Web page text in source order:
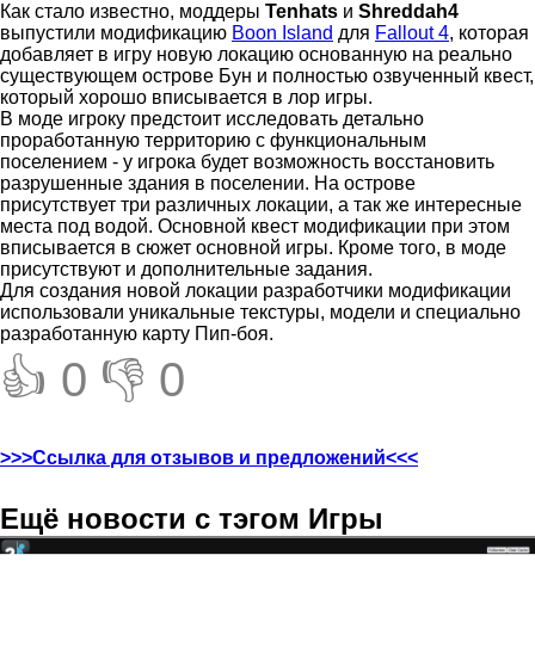
Как стало известно, моддеры Tenhats и Shreddah4
выпустили модификацию Boon Island для Fallout 4, которая
добавляет в игру новую локацию основанную на реально
существующем острове Бун и полностью озвученный квест,
который хорошо вписывается в лор игры.
В моде игроку предстоит исследовать детально
проработанную территорию с функциональным
поселением - у игрока будет возможность восстановить
разрушенные здания в поселении. На острове
присутствует три различных локации, а так же интересные
места под водой. Основной квест модификации при этом
вписывается в сюжет основной игры. Кроме того, в моде
присутствуют и дополнительные задания.
Для создания новой локации разработчики модификации
использовали уникальные текстуры, модели и специально
разработанную карту Пип-боя.
👍 0 👎 0
>>>Ссылка для отзывов и предложений<<<
Ещё новости с тэгом Игры